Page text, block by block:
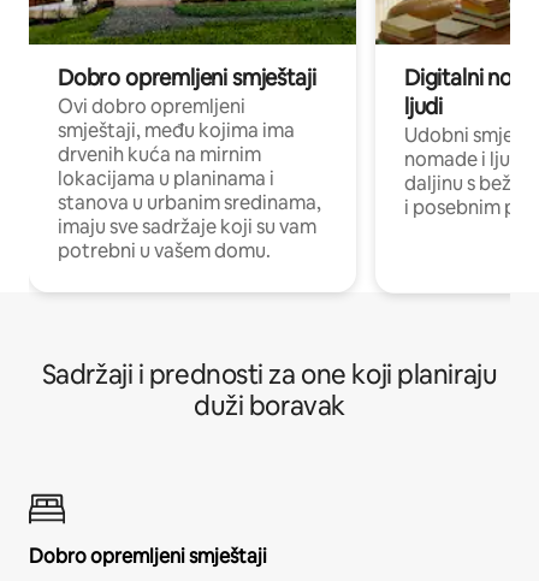
Dobro opremljeni smještaji
Ovi dobro opremljeni
smještaji, među kojima ima
drvenih kuća na mirnim
lokacijama u planinama i
stanova u urbanim sredinama,
imaju sve sadržaje koji su vam
potrebni u vašem domu.
Digitalni
ljudi
Udobni
nomade i ljude
daljinu s
i posebnim
Sadržaji i prednosti za one koji planiraju
duži boravak
Dobro opremljeni smještaji